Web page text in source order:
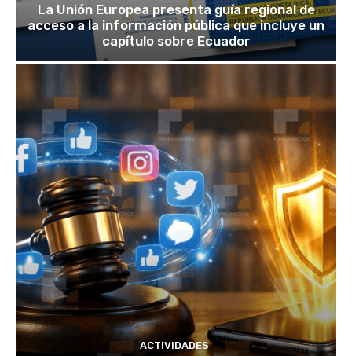
La Unión Europea presenta guía regional de
acceso a la información pública que incluye un
capítulo sobre Ecuador
ACTIVIDADES